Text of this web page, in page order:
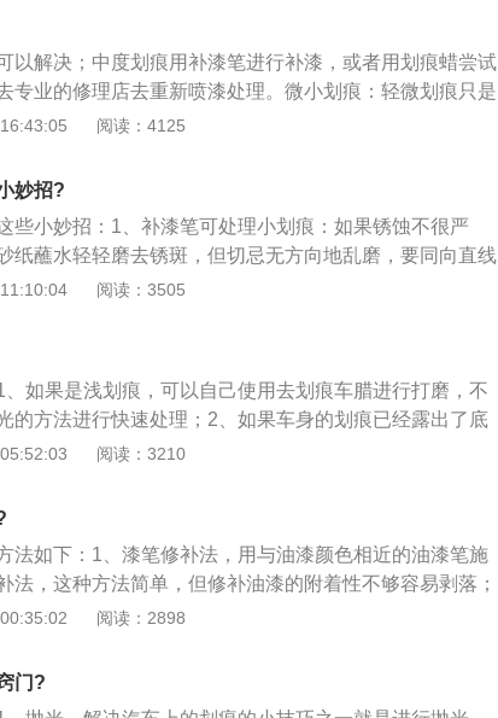
着。
有一些朋友感觉刮痕小，不愿去车辆店维修，但不弄，内
就可以买一瓶可乐，倒出一丢丢在毛巾上，不停的在刮痕
回后，就会看到刮痕的印痕慢慢变轻了，已难再看到了。
起，自个喝不了的，就恰好排上用场哦。
。汽车美容是指对汽车各个部位不同部件所需的保养条件
理用品，对汽车进行保养护理，汽车的美容行业随之诞
汽车的保养周期，使汽车可以保持良好的技术状况。汽车
汽车翻新等美容服务，通过使用优质的养护产品，对汽车
美容，通过高科技的手段，使汽车在经过美容后焕然一
以解决；中度划痕用补漆笔进行补漆，或者用划痕蜡尝试
专业的修理店去重新喷漆处理。微小划痕：轻微划痕只是
面损伤较小，修复起来也比较方便，通过打蜡就可以解
选用光泽还原蜡或者增光蜡，上蜡后的漆面看起来更光
题了。还有一个更省钱的方法是用牙膏修复。轻轻涂在浅
的棉布逆时针抹，几次下来，不仅减轻划痕，还能避免空
中度划痕：对于一些有触感、面积不大的划痕，很多车主
种情况抛光一般也很难解决问题。划痕又不大，重新喷漆
漆摇匀，像涂指甲油一样涂抹划痕处，等补漆笔抹处晾干
还原蜡或者增光蜡就可以了。深度划痕：对于漏底漆面积
首先要做的就是防锈。一般保险杠、后视镜和有些车的轮
面积较大的话，需要重新喷漆，如果面积不大可以用补漆
况需要钣金处理，然后重新喷漆。
阅读：4125
妙招?
些小妙招：1、补漆笔可处理小划痕：如果锈蚀不很严
纸蘸水轻轻磨去锈斑，但切忌无方向地乱磨，要同向直线
涂上一层底漆。若是新的刮伤，可擦净后直接涂上底漆；
漆涂上。如果没有原厂漆，可以购买一支补漆笔，用补漆
这样的处理虽然没有去美容店处理效果好，但如果是小的
也可以起到防止锈迹扩大、加重的作用；4、涂牙膏可临
通的牙膏来处理。发现汽车车身有新的小伤痕时，把牙膏
。下雨或洗车后，别忘了再涂一下；5、这样做一般可减
；6、注意事项：做好汽车轻微划痕小处理后，等下次进
在彻底的补好划痕。
阅读：3505
如果是浅划痕，可以自己使用去划痕车腊进行打磨，不
的方法进行快速处理；2、如果车身的划痕已经露出了底
处理了，对于这种划伤，我们建议您去有划痕快修业务的
，色彩能与原车漆面结合，毫无色差，完全没有修补的痕
阅读：3210
法如下：1、漆笔修补法，用与油漆颜色相近的油漆笔施
法，这种方法简单，但修补油漆的附着性不够容易剥落；
补漆方法来修复划痕，缺点是对原漆损坏太大，修补时
修补技术，但要求调色准确，修补的面积尽可能缩小，再
能使新旧面漆更好地融合，达到最佳附着。
阅读：2898
门?